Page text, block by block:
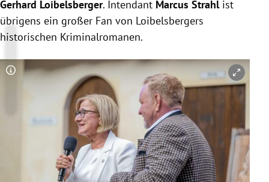
Gerhard Loibelsberger. Intendant Marcus Strahlist
übrigens ein großer Fan von Loibelsbergers
historischen Kriminalromanen.
Copyright-Hinweis öffnen/schließen